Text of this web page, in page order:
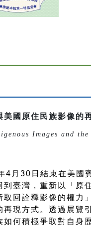
美國原住民族影像的
Images and
4月30日結束在美國
到臺灣，重新以「原
取回詮釋影像的權力
再現方式。透過展覽
何積極爭取對自身